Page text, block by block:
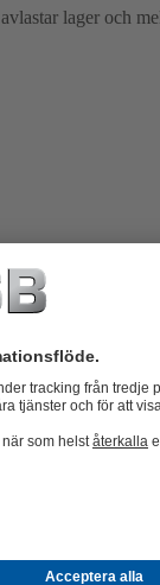
avlastar lager och
Energi